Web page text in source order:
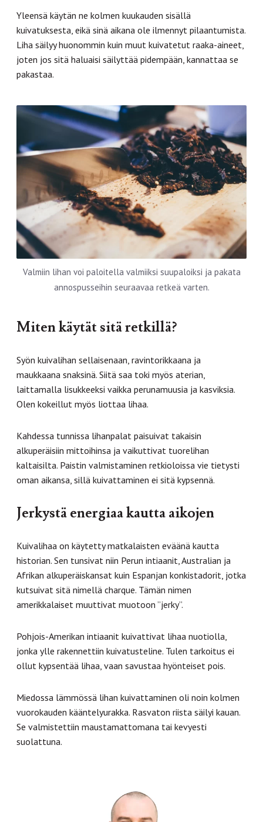
Yleensä käytän ne kolmen kuukauden sisällä
kuivatuksesta, eikä sinä aikana ole ilmennyt pilaantumista.
Liha säilyy huonommin kuin muut kuivatetut raaka-aineet,
joten jos sitä haluaisi säilyttää pidempään, kannattaa se
pakastaa.
Valmiin lihan voi paloitella valmiiksi suupaloiksi ja pakata
annospusseihin seuraavaa retkeä varten.
Miten käytät sitä retkillä?
Syön kuivalihan sellaisenaan, ravintorikkaana ja
maukkaana snaksinä. Siitä saa toki myös aterian,
laittamalla lisukkeeksi vaikka perunamuusia ja kasviksia.
Olen kokeillut myös liottaa lihaa.
Kahdessa tunnissa lihanpalat paisuivat takaisin
alkuperäisiin mittoihinsa ja vaikuttivat tuorelihan
kaltaisilta. Paistin valmistaminen retkioloissa vie tietysti
oman aikansa, sillä kuivattaminen ei sitä kypsennä.
Jerkystä energiaa kautta aikojen
Kuivalihaa on käytetty matkalaisten eväänä kautta
historian. Sen tunsivat niin Perun intiaanit, Australian ja
Afrikan alkuperäiskansat kuin Espanjan konkistadorit, jotka
kutsuivat sitä nimellä charque. Tämän nimen
amerikkalaiset muuttivat muotoon ”jerky”.
Pohjois-Amerikan intiaanit kuivattivat lihaa nuotiolla,
jonka ylle rakennettiin kuivatusteline. Tulen tarkoitus ei
ollut kypsentää lihaa, vaan savustaa hyönteiset pois.
Miedossa lämmössä lihan kuivattaminen oli noin kolmen
vuorokauden kääntelyurakka. Rasvaton riista säilyi kauan.
Se valmistettiin maustamattomana tai kevyesti
suolattuna.